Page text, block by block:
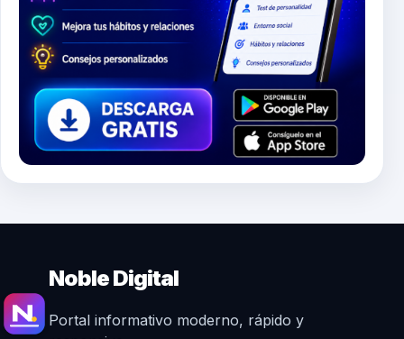
Noble Digital
Portal informativo moderno, rápido y